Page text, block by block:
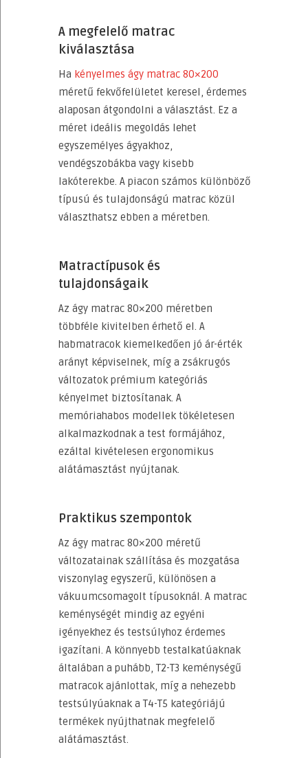
A megfelelő matrac
kiválasztása
Ha kényelmes ágy matrac 80×200
méretű fekvőfelületet keresel, érdemes
alaposan átgondolni a választást. Ez a
méret ideális megoldás lehet
egyszemélyes ágyakhoz,
vendégszobákba vagy kisebb
lakóterekbe. A piacon számos különböző
típusú és tulajdonságú matrac közül
választhatsz ebben a méretben.
Matractípusok és
tulajdonságaik
Az ágy matrac 80×200 méretben
többféle kivitelben érhető el. A
habmatracok kiemelkedően jó ár-érték
arányt képviselnek, míg a zsákrugós
változatok prémium kategóriás
kényelmet biztosítanak. A
memóriahabos modellek tökéletesen
alkalmazkodnak a test formájához,
ezáltal kivételesen ergonomikus
alátámasztást nyújtanak.
Praktikus szempontok
Az ágy matrac 80×200 méretű
változatainak szállítása és mozgatása
viszonylag egyszerű, különösen a
vákuumcsomagolt típusoknál. A matrac
keménységét mindig az egyéni
igényekhez és testsúlyhoz érdemes
igazítani. A könnyebb testalkatúaknak
általában a puhább, T2-T3 keménységű
matracok ajánlottak, míg a nehezebb
testsúlyúaknak a T4-T5 kategóriájú
termékek nyújthatnak megfelelő
alátámasztást.